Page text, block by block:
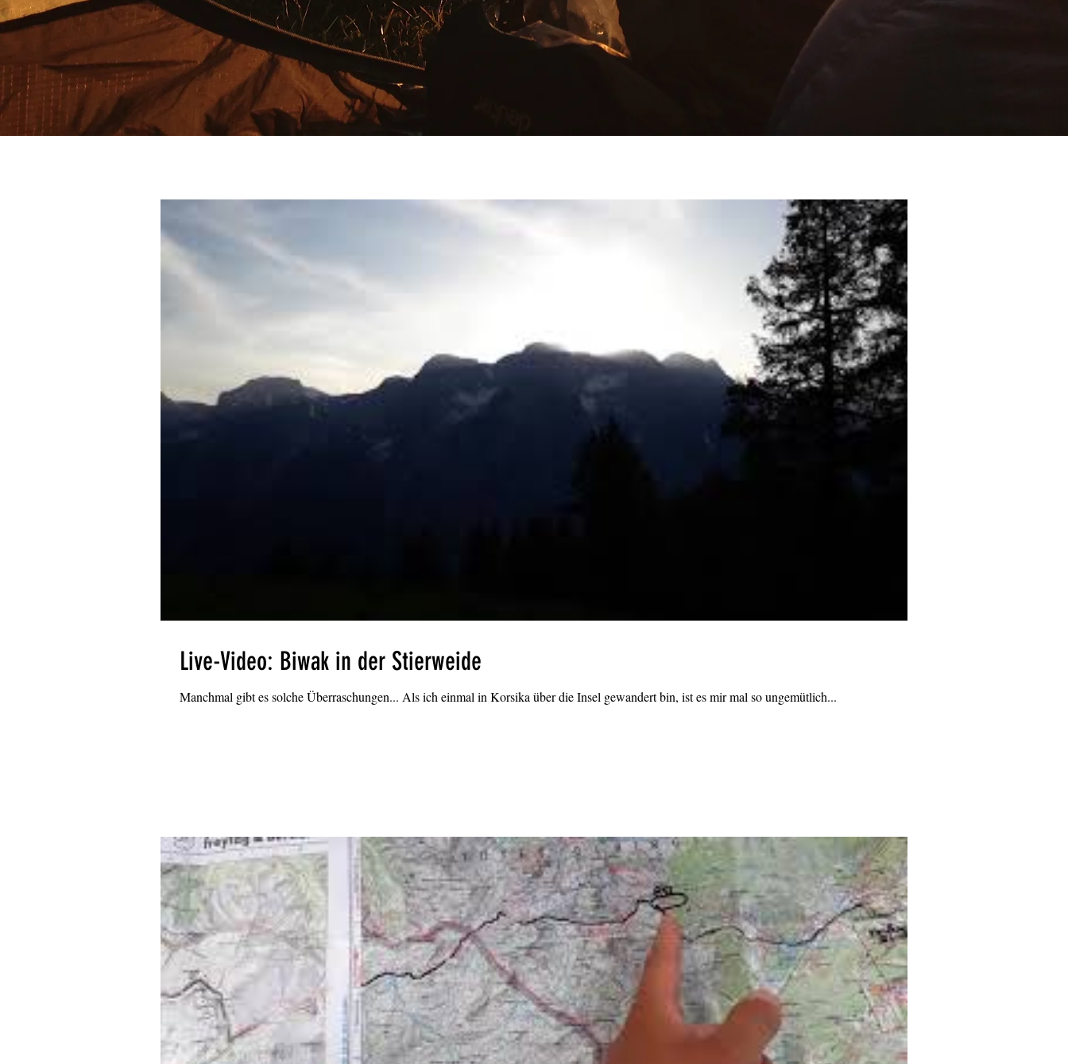
Live-Video: Biwak in der Stierweide
Manchmal gibt es solche Überraschungen... Als ich einmal in Korsika über die Insel gewandert bin, ist es mir mal so ungemütlich...